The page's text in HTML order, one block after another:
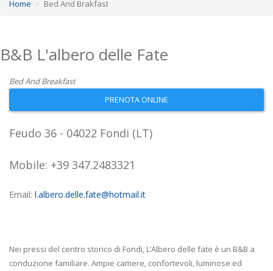
Home Bed And Brakfast
B&B L'albero delle Fate
Bed And Breakfast
PRENOTA ONLINE
Feudo 36 - 04022 Fondi (LT)
Mobile: +39 347.2483321
Email: l.albero.delle.fate@hotmail.it
Nei pressi del centro storico di Fondi, L’Albero delle fate è un B&B a
conduzione familiare. Ampie camere, confortevoli, luminose ed